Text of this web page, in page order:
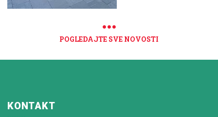
POGLEDAJTE SVE NOVOSTI
KONTAKT